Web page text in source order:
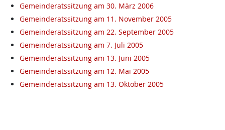
Gemeinderatssitzung am 30. März 2006
Gemeinderatssitzung am 11. November 2005
Gemeinderatssitzung am 22. September 2005
Gemeinderatssitzung am 7. Juli 2005
Gemeinderatssitzung am 13. Juni 2005
Gemeinderatssitzung am 12. Mai 2005
Gemeinderatssitzung am 13. Oktober 2005